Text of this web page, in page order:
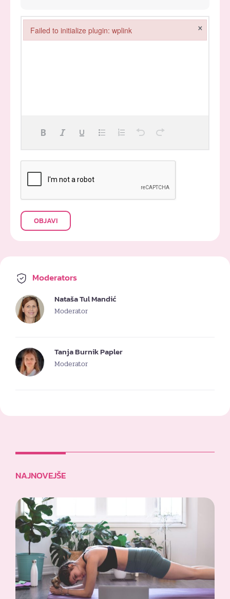
OBJAVI
Moderators
Nataša Tul Mandić
Moderator
Tanja Burnik Papler
Moderator
NAJNOVEJŠE
Failed to initialize plugin: wplink ×
Failed to initialize plugin: wplink